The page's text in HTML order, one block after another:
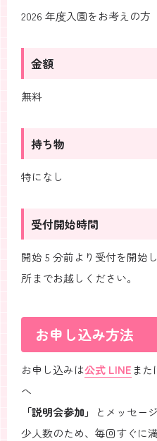
2026 年度入園をお考えの方
金額
無料
持ち物
特になし
受付開始時間
開始 5 分前より受付を開始
所までお越しください。
お申し込み方法
お申し込みは公式 LINE また
へ
「説明会参加」
とメッセー
少人数のため、毎回すぐに